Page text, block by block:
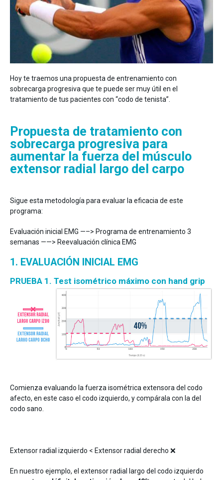
Hoy te traemos una propuesta de entrenamiento con
sobrecarga progresiva que te puede ser muy útil en el
tratamiento de tus pacientes con “codo de tenista”.
Propuesta de tratamiento con
sobrecarga progresiva para
aumentar la fuerza del músculo
extensor radial largo del carpo
Sigue esta metodología para evaluar la eficacia de este
programa:
Evaluación inicial EMG —–> Programa de entrenamiento 3
semanas ——> Reevaluación clínica EMG
1. EVALUACIÓN INICIAL EMG
PRUEBA 1. Test isométrico máximo con hand grip
Comienza evaluando la fuerza isométrica extensora del codo
afecto, en este caso el codo izquierdo, y compárala con la del
codo sano.
Extensor radial izquierdo < Extensor radial derecho ❌
En nuestro ejemplo, el extensor radial largo del codo izquierdo